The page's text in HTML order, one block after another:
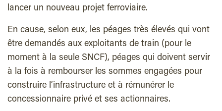
lancer un nouveau projet ferroviaire.
En cause, selon eux, les péages très élevés qui vont
être demandés aux exploitants de train (pour le
moment à la seule SNCF), péages qui doivent servir
à la fois à rembourser les sommes engagées pour
construire l’infrastructure et à rémunérer le
concessionnaire privé et ses actionnaires.